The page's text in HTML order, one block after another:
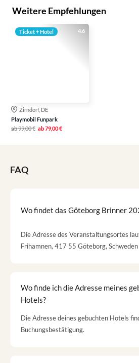
Weitere Empfehlungen
4.6
Ticket + Hotel
Zirndorf, DE
Playmobil Funpark
ab99,00 € ab79,00 €
FAQ
Wo findet das Göteborg Brinner
Die Adresse des Veranstaltungsortes
Frihamnen, 417 55 Göteborg, Schweden
Wo finde ich die Adresse meines
Hotels?
Die Adresse deines gebuchten Hotels
Buchungsbestätigung.